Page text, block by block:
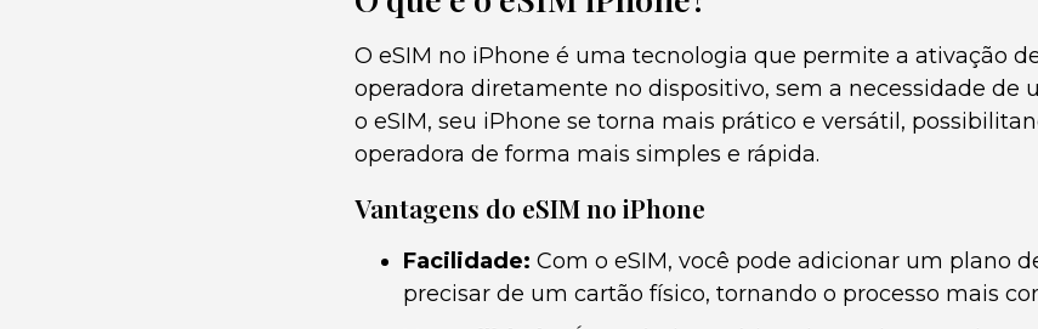
O eSIM no iPhone é uma tecnologia que permite a ativação
operadora diretamente no dispositivo, sem a necessidade de
o eSIM, seu iPhone se torna mais prático e versátil,
operadora de forma mais simples e rápida.
Vantagens do eSIM no iPhone
Facilidade: Com o eSIM, você pode adicionar um plano
precisar de um cartão físico, tornando o processo mais